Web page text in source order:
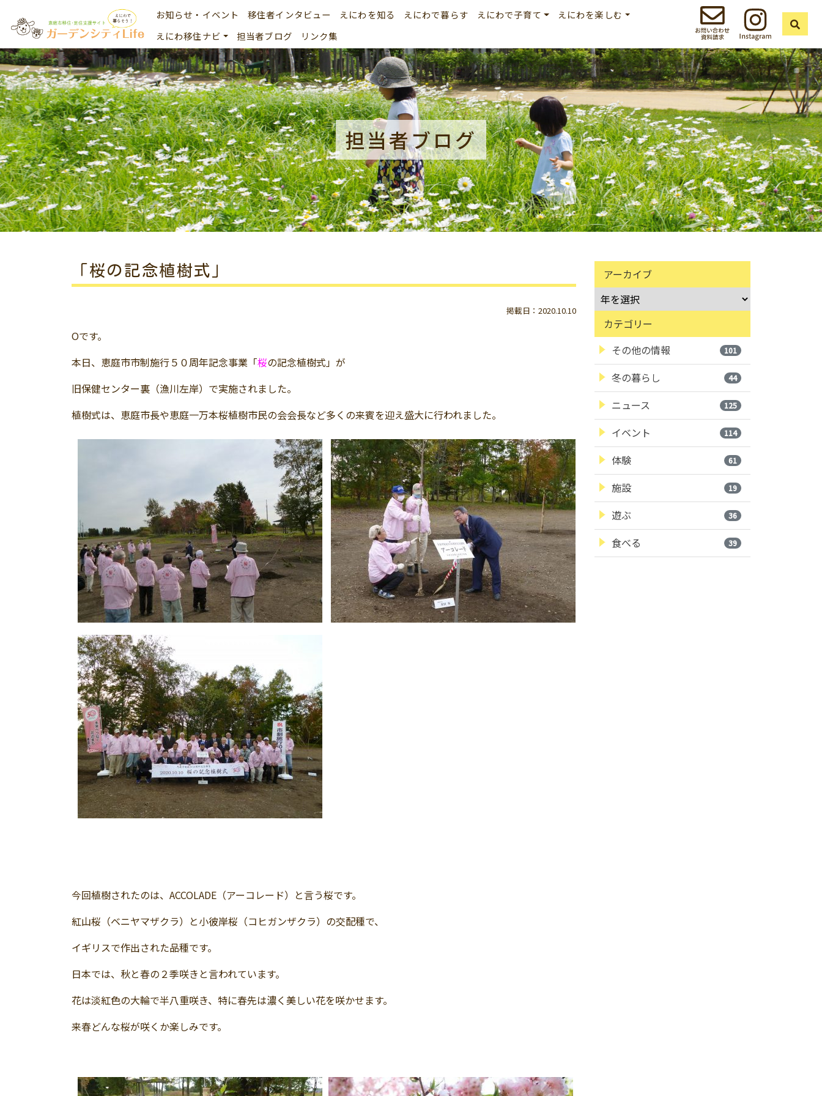
お知らせ・イベント 移住者インタビュー えにわを知る えにわで暮らす えにわで子育て
えにわを楽しむ
えにわ移住ナビ
担当者ブログ リンク集
担当者ブログ
「桜の記念植樹式」
掲載日：2020.10.10
Oです。
本日、恵庭市市制施行５０周年記念事業「桜の記念植樹式」が
旧保健センター裏（漁川左岸）で実施されました。
植樹式は、恵庭市長や恵庭一万本桜植樹市民の会会長など多くの来賓を迎え盛大に行われました。
今回植樹されたのは、ACCOLADE（アーコレード）と言う桜です。
紅山桜（ベニヤマザクラ）と小彼岸桜（コヒガンザクラ）の交配種で、
イギリスで作出された品種です。
日本では、秋と春の２季咲きと言われています。
花は淡紅色の大輪で半八重咲き、特に春先は濃く美しい花を咲かせます。
来春どんな桜が咲くか楽しみです。
アーカイブ
カテゴリー
その他の情報
101
冬の暮らし 44
ニュース 125
イベント 114
体験 61
施設 19
遊ぶ 36
食べる 39